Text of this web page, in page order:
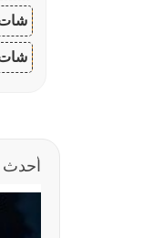
شات
شات
أحدث